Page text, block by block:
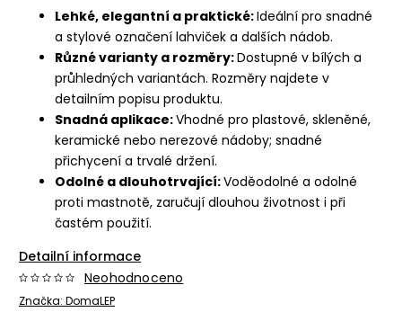
Lehké, elegantní a praktické:Ideální pro snadné
a stylové označení lahviček a dalších nádob.
Různé varianty a rozměry:Dostupné v bílých a
průhledných variantách. Rozměry najdete v
detailním popisu produktu.
Snadná aplikace:Vhodné pro plastové, skleněné,
keramické nebo nerezové nádoby; snadné
přichycení a trvalé držení.
Odolné a dlouhotrvající:Voděodolné a odolné
proti mastnotě, zaručují dlouhou životnost i při
častém použití.
Detailní informace
Značka: DomaLEP
Neohodnoceno